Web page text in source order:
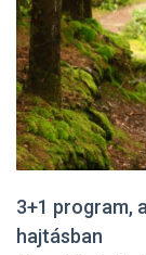
3+1 program,
hajtásban